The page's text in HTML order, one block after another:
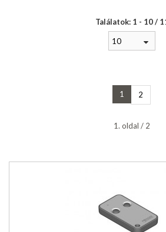
Találatok: 1 - 10 /
10
1 2
1. oldal / 2